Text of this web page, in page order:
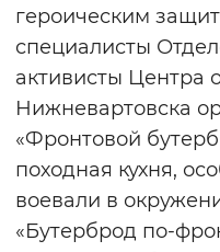
героическим
специалисты
активисты Центра
Нижневартовска
«Фронтовой
походная кухня,
воевали в
«Бутерброд по-